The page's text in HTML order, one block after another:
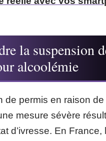
la suspension
alcoolémie
de permis en raison de
mesure sévère
d’ivresse. En France,